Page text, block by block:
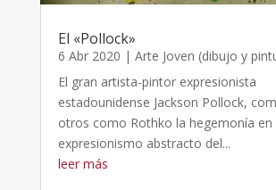
El «Pollock»
6 Abr 2020 | Arte Joven (dibujo y
El gran artista-pintor expresionista
estadounidense Jackson Pollock,
otros como Rothko la hegemonía en
expresionismo abstracto del...
leer más